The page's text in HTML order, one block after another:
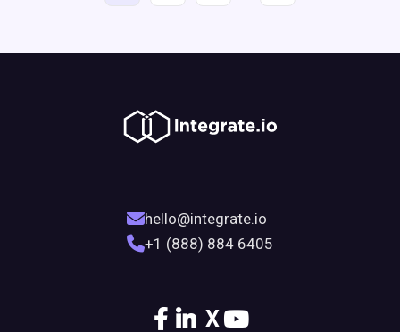
hello@integrate.io
+1 (888) 884 6405
X